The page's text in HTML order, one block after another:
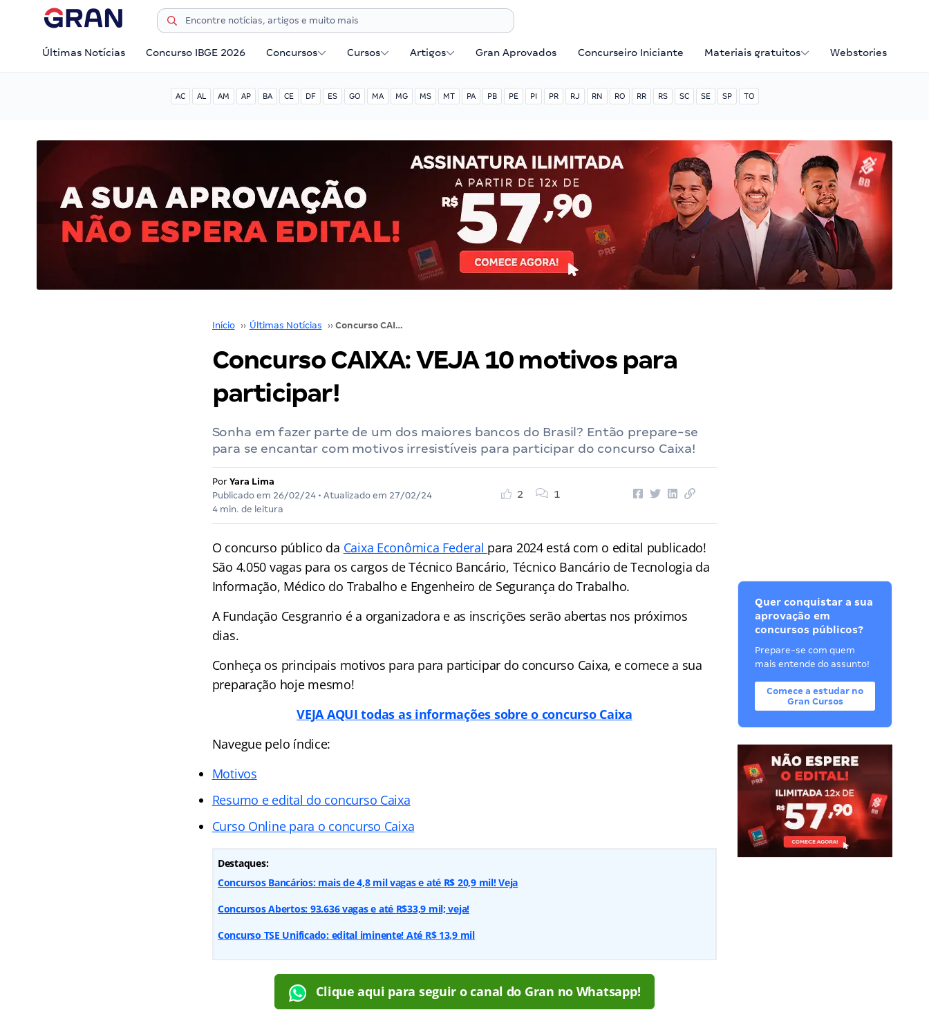
Últimas Notícias Concurso IBGE 2026 Concursos Cursos Artigos Gran Aprovados Concurseiro Iniciante Materiais gratuitos Webstories
AC AL AM AP BA CE DF ES GO MA MG MS MT PA PB PE PI PR RJ RN RO RR RS SC SE SP TO
Início ›› Últimas Notícias ›› Concurso CAIXA: VEJA 10 motivos para participar!
Concurso CAIXA: VEJA 10 motivos para
participar!
Sonha em fazer parte de um dos maiores bancos do Brasil? Então prepare-se
para se encantar com motivos irresistíveis para participar do concurso Caixa!
Por Yara Lima
Publicado em 26/02/24• Atualizado em 27/02/24
4 min. de leitura
2 1
O concurso público da Caixa Econômica Federal para 2024 está com o edital publicado!
São 4.050 vagas para os cargos de Técnico Bancário, Técnico Bancário de Tecnologia da
Informação, Médico do Trabalho e Engenheiro de Segurança do Trabalho.
A Fundação Cesgranrio é a organizadora e as inscrições serão abertas nos próximos
dias.
Conheça os principais motivos para para participar do concurso Caixa, e comece a sua
preparação hoje mesmo!
VEJA AQUI todas as informações sobre o concurso Caixa
Navegue pelo índice:
Motivos
Resumo e edital do concurso Caixa
Curso Online para o concurso Caixa
Destaques:
Concursos Bancários: mais de 4,8 mil vagas e até R$ 20,9 mil! Veja
Concursos Abertos: 93.636 vagas e até R$33,9 mil; veja!
Concurso TSE Unificado: edital iminente! Até R$ 13,9 mil
Clique aqui para seguir o canal do Gran no Whatsapp!
Quer conquistar a sua
aprovação em
concursos públicos?
Prepare-se com quem
mais entende do assunto!
Comece a estudar no
Gran Cursos